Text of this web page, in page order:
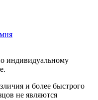
индивидуальному
и более быстрого
не являются